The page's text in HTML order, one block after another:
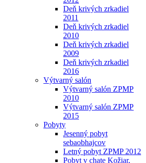
Deň krivých zrkadiel
2011
Deň krivých zrkadiel
2010
Deň krivých zrkadiel
2009
Deň krivých zrkadiel
2016
Výtvarný salón
Výtvarný salón ZPMP
2010
Výtvarný salón ZPMP
2015
Pobyty
Jesenný pobyt
sebaobhajcov
Letný pobyt ZPMP 2012
Pobyt v chate Kožiar,